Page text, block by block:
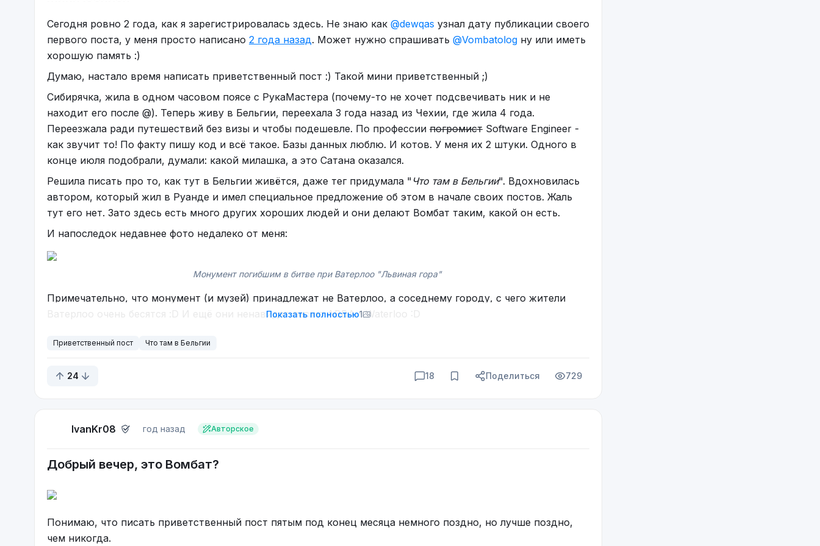
Я не врач, я такой же «диагностированный». Но я умею анализировать и не боюсь называть вещи своими
именами.
Первый пост — как входная дверь. Подписывайся, если не боишься. Если не нравится — листай дальше, с
меня не убудет.
P.S. Ирония и резкость — это не грубость, это стиль. Не нравится — см. предыдущее предложение.
Сегодня ровно 2 года, как я зарегистрировалась здесь. Не знаю как @dewqas узнал дату публикации своего
первого поста, у меня просто написано 2 года назад. Может нужно спрашивать @Vombatolog ну или иметь
хорошую память :)
Думаю, настало время написать приветственный пост :) Такой мини приветственный ;)
Сибирячка, жила в одном часовом поясе с РукаМастера (почему-то не хочет подсвечивать ник и не
находит его после @). Теперь живу в Бельгии, переехала 3 года назад из Чехии, где жила 4 года.
Переезжала ради путешествий без визы и чтобы подешевле. По профессии погромист Software Engineer -
как звучит то! По факту пишу код и всё такое. Базы данных люблю. И котов. У меня их 2 штуки. Одного в
конце июля подобрали, думали: какой милашка, а это Сатана оказался.
Решила писать про то, как тут в Бельгии живётся, даже тег придумала " Что там в Бельгии". Вдохновилась
автором, который жил в Руанде и имел специальное предложение об этом в начале своих постов. Жаль
тут его нет. Зато здесь есть много других хороших людей и они делают Вомбат таким, какой он есть.
И напоследок недавнее фото недалеко от меня:
Монумент погибшим в битве при Ватерлоо "Львиная гора"
Примечательно, что монумент (и музей) принадлежат не Ватерлоо, а соседнему городу, с чего жители
Ватерлоо очень бесятся :D И ещё они ненавидят песню ABBA - Waterloo :D
Показать полностью1
Приветственный пост Что там в Бельгии
24 18 Поделиться 729
IvanKr08 год назад Авторское
Добрый вечер, это Вомбат?
Понимаю, что писать приветственный пост пятым под конец месяца немного поздно, но лучше поздно,
чем никогда.